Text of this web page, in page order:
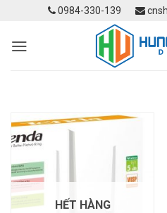
content
0984-330-139
HẾT HÀNG